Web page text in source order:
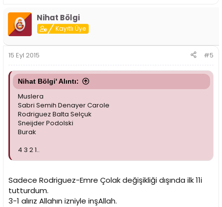
Nihat Bölgi
Kayıtlı Üye
15 Eyl 2015 #5
Nihat Bölgi' Alıntı:
Muslera
Sabri Semih Denayer Carole
Rodriguez Balta Selçuk
Sneijder Podolski
Burak
4 3 2 1..
Sadece Rodriguez-Emre Çolak değişikliği dışında ilk 11i
tutturdum.
3-1 alırız Allahın izniyle inşAllah.